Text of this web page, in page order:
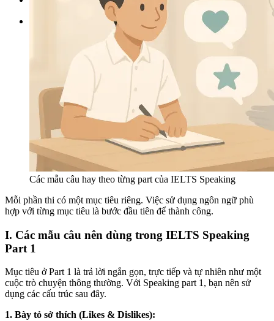
Các mẫu câu hay theo từng part của IELTS Speaking
Mỗi phần thi có một mục tiêu riêng. Việc sử dụng ngôn ngữ phù
hợp với từng mục tiêu là bước đầu tiên để thành công.
I. Các mẫu câu nên dùng trong IELTS Speaking
Part 1
Mục tiêu ở Part 1 là trả lời ngắn gọn, trực tiếp và tự nhiên như một
cuộc trò chuyện thông thường. Với Speaking part 1, bạn nên sử
dụng các cấu trúc sau đây.
1. Bày tỏ sở thích (Likes & Dislikes):